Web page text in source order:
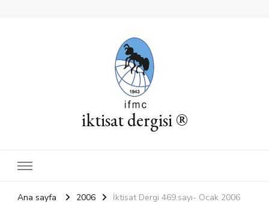
iktisat dergisi ®
Ana sayfa 2006 İktisat Dergi 469.sayı- Ocak 2006